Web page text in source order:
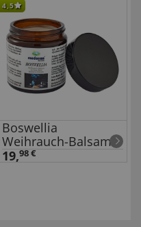
4,5
Boswellia
Weihrauch-Balsam
19,98 €